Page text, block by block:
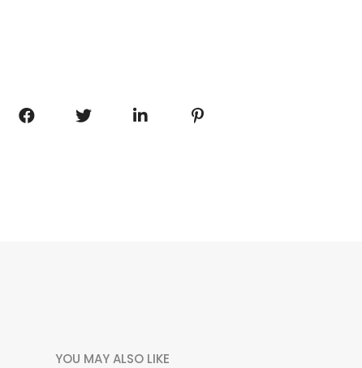
YOU MAY ALSO LIKE